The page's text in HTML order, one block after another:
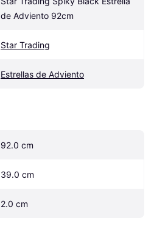
de Adviento 92cm
Star Trading
Estrellas de Adviento
92.0 cm
39.0 cm
2.0 cm